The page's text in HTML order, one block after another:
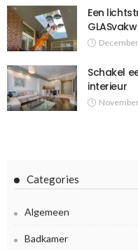
Een
Schakel
interieur
Categories
Algemeen
Badkamer